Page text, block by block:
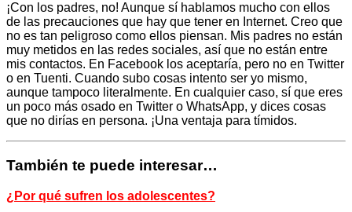
¡Con los padres, no! Aunque sí hablamos mucho con ellos
de las precauciones que hay que tener en Internet. Creo que
no es tan peligroso como ellos piensan. Mis padres no están
muy metidos en las redes sociales, así que no están entre
mis contactos. En Facebook los aceptaría, pero no en Twitter
o en Tuenti. Cuando subo cosas intento ser yo mismo,
aunque tampoco literalmente. En cualquier caso, sí que eres
un poco más osado en Twitter o WhatsApp, y dices cosas
que no dirías en persona. ¡Una ventaja para tímidos.
También te puede interesar…
¿Por qué sufren los adolescentes?